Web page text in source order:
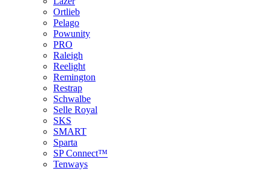
Ortlieb
Pelago
Powunity
PRO
Raleigh
Reelight
Remington
Restrap
Schwalbe
Selle Royal
SKS
SMART
Sparta
SP Connect™
Tenways